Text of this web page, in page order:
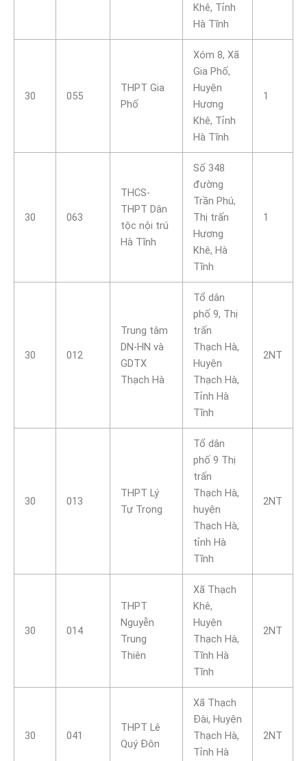
Khê, Tỉnh
Hà Tĩnh
30 055
THPT Gia
Phố
Xóm 8, Xã
Gia Phố,
Huyện
Hương
Khê, Tỉnh
Hà Tĩnh
1
30 063
THCS-
THPT Dân
tộc nội trú
Hà Tĩnh
Số 348
đường
Trần Phú,
Thị trấn
Hương
Khê, Hà
Tĩnh
1
30 012
Trung tâm
DN-HN và
GDTX
Thạch Hà
Tổ dân
phố 9, Thị
trấn
Thạch Hà,
Huyện
Thạch Hà,
Tỉnh Hà
Tĩnh
2NT
30 013
THPT Lý
Tự Trọng
Tổ dân
phố 9 Thị
trấn
Thạch Hà,
huyện
Thạch Hà,
tỉnh Hà
Tĩnh
2NT
30 014
THPT
Nguyễn
Trung
Thiên
Xã Thạch
Khê,
Huyện
Thạch Hà,
Tĩnh Hà
Tĩnh
2NT
30 041
THPT Lê
Quý Đôn
Xã Thạch
Đài, Huyện
Thạch Hà,
Tỉnh Hà
2NT